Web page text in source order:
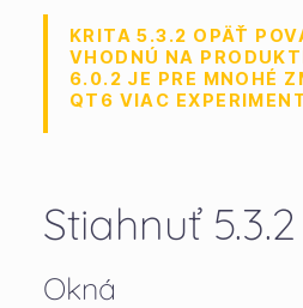
KRITA 5.3.2 OPÄŤ
VHODNÚ NA
6.0.2 JE PRE MNOHÉ
QT6 VIAC
Stiahnuť 5.3.2
Okná